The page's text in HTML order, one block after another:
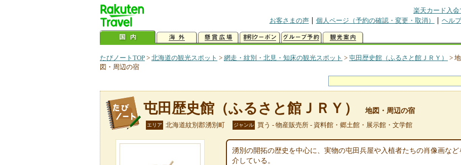
楽天カード入会
お客さまの声
個人ページ（予約の確認・変更・取消） ヘルプ
たびノートTOP > 北海道の観光スポット > 網走・紋別・北見・知床の観光スポット > 屯田歴史館（ふるさと館ＪＲＹ） > 地
図・周辺の宿
屯田歴史館（ふるさと館ＪＲＹ） 地図・周辺の宿
エリア 北海道紋別郡湧別町 ジャンル 買う - 物産販売所 - 資料館・郷土館・展示館・文学館
湧別の開拓の歴史を中心に、実物の屯田兵屋や入植者たちの肖像画な
介している。